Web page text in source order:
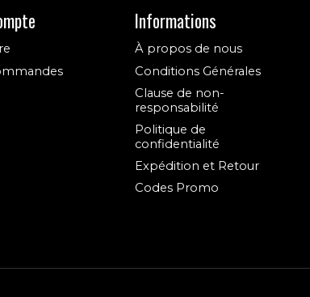
Informations
À propos de nous
Conditions Générales
Clause de non-
responsabilité
Politique de
confidentialité
Expédition et Retour
Codes Promo